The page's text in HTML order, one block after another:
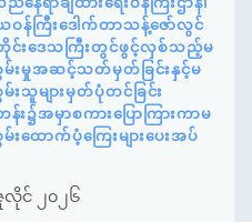
န်ကြီးဒေါက်တာသန့်ဇော်လွင်
င်းဒေသကြီးတွင်ဖွင့်လှစ်သည့်မ
းမှုအဆင့်သတ်မှတ်ခြင်းနှင့်မ
းသူများမှတ်ပုံတင်ခြင်း
း၌အမှာစကားပြောကြားကာမ
းထောက်ပံ့ကြေးများပေးအပ်
လိုင် ၂၀၂၆